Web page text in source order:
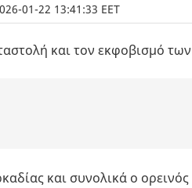
01-22 13:41:33 EET
και τον εκφοβισμό
και συνολικά ο